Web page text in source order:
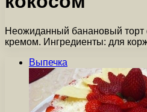
Неожиданный банановый
кремом. Ингредиенты: для
Выпечка